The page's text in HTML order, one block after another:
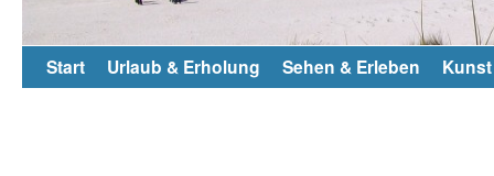
Start Urlaub & Erholung Sehen & Erleben